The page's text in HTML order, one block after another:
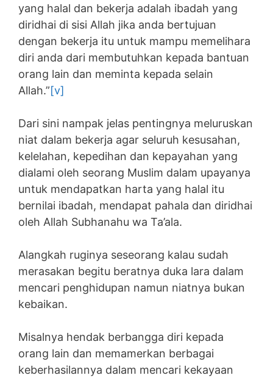
yang halal dan bekerja adalah ibadah yang
diridhai di sisi Allah jika anda bertujuan
dengan bekerja itu untuk mampu memelihara
diri anda dari membutuhkan kepada bantuan
orang lain dan meminta kepada selain
Allah.”[v]
Dari sini nampak jelas pentingnya meluruskan
niat dalam bekerja agar seluruh kesusahan,
kelelahan, kepedihan dan kepayahan yang
dialami oleh seorang Muslim dalam upayanya
untuk mendapatkan harta yang halal itu
bernilai ibadah, mendapat pahala dan diridhai
oleh Allah Subhanahu wa Ta’ala.
Alangkah ruginya seseorang kalau sudah
merasakan begitu beratnya duka lara dalam
mencari penghidupan namun niatnya bukan
kebaikan.
Misalnya hendak berbangga diri kepada
orang lain dan memamerkan berbagai
keberhasilannya dalam mencari kekayaan